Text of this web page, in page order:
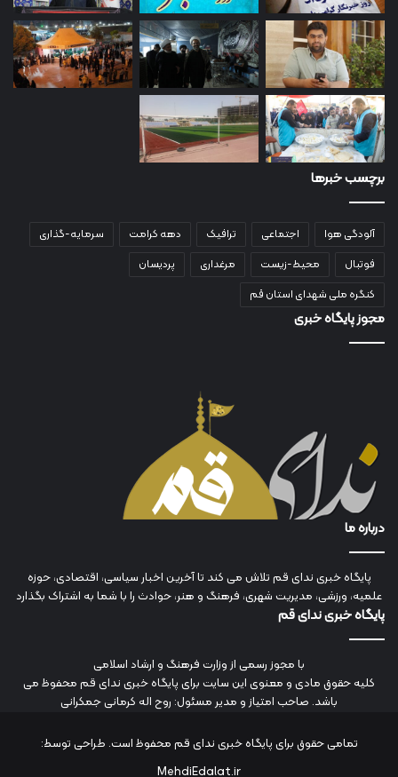
برچسب خبرها
آلودگی هوا اجتماعی ترافیک دهه کرامت
سرمایه-گذاری
فوتبال
محیط-زیست مرغداری
پردیسان
کنگره ملی شهدای استان قم
مجوز پایگاه خبری
درباره ما
پایگاه خبری ندای قم تلاش می کند تا آخرین اخبار سیاسی، اقتصادی، حوزه
علمیه، ورزشی، مدیریت شهری، فرهنگ و هنر، حوادث را با شما به اشتراک بگذارد
پایگاه خبری ندای قم
با مجوز رسمی از وزارت فرهنگ و ارشاد اسلامی
کلیه حقوق مادی و معنوی این سایت برای پایگاه خبری ندای قم محفوظ می
باشد. صاحب امتیاز و مدیر مسئول: روح اله کرمانی جمکرانی
تمامی حقوق برای پایگاه خبری ندای قم محفوظ است. طراحی توسط:
MehdiEdalat.ir